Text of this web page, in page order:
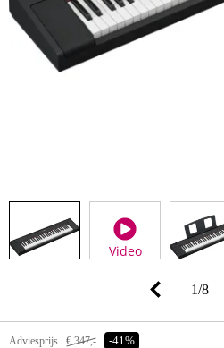
Video
1/8
Adviesprijs € 347,- -41%